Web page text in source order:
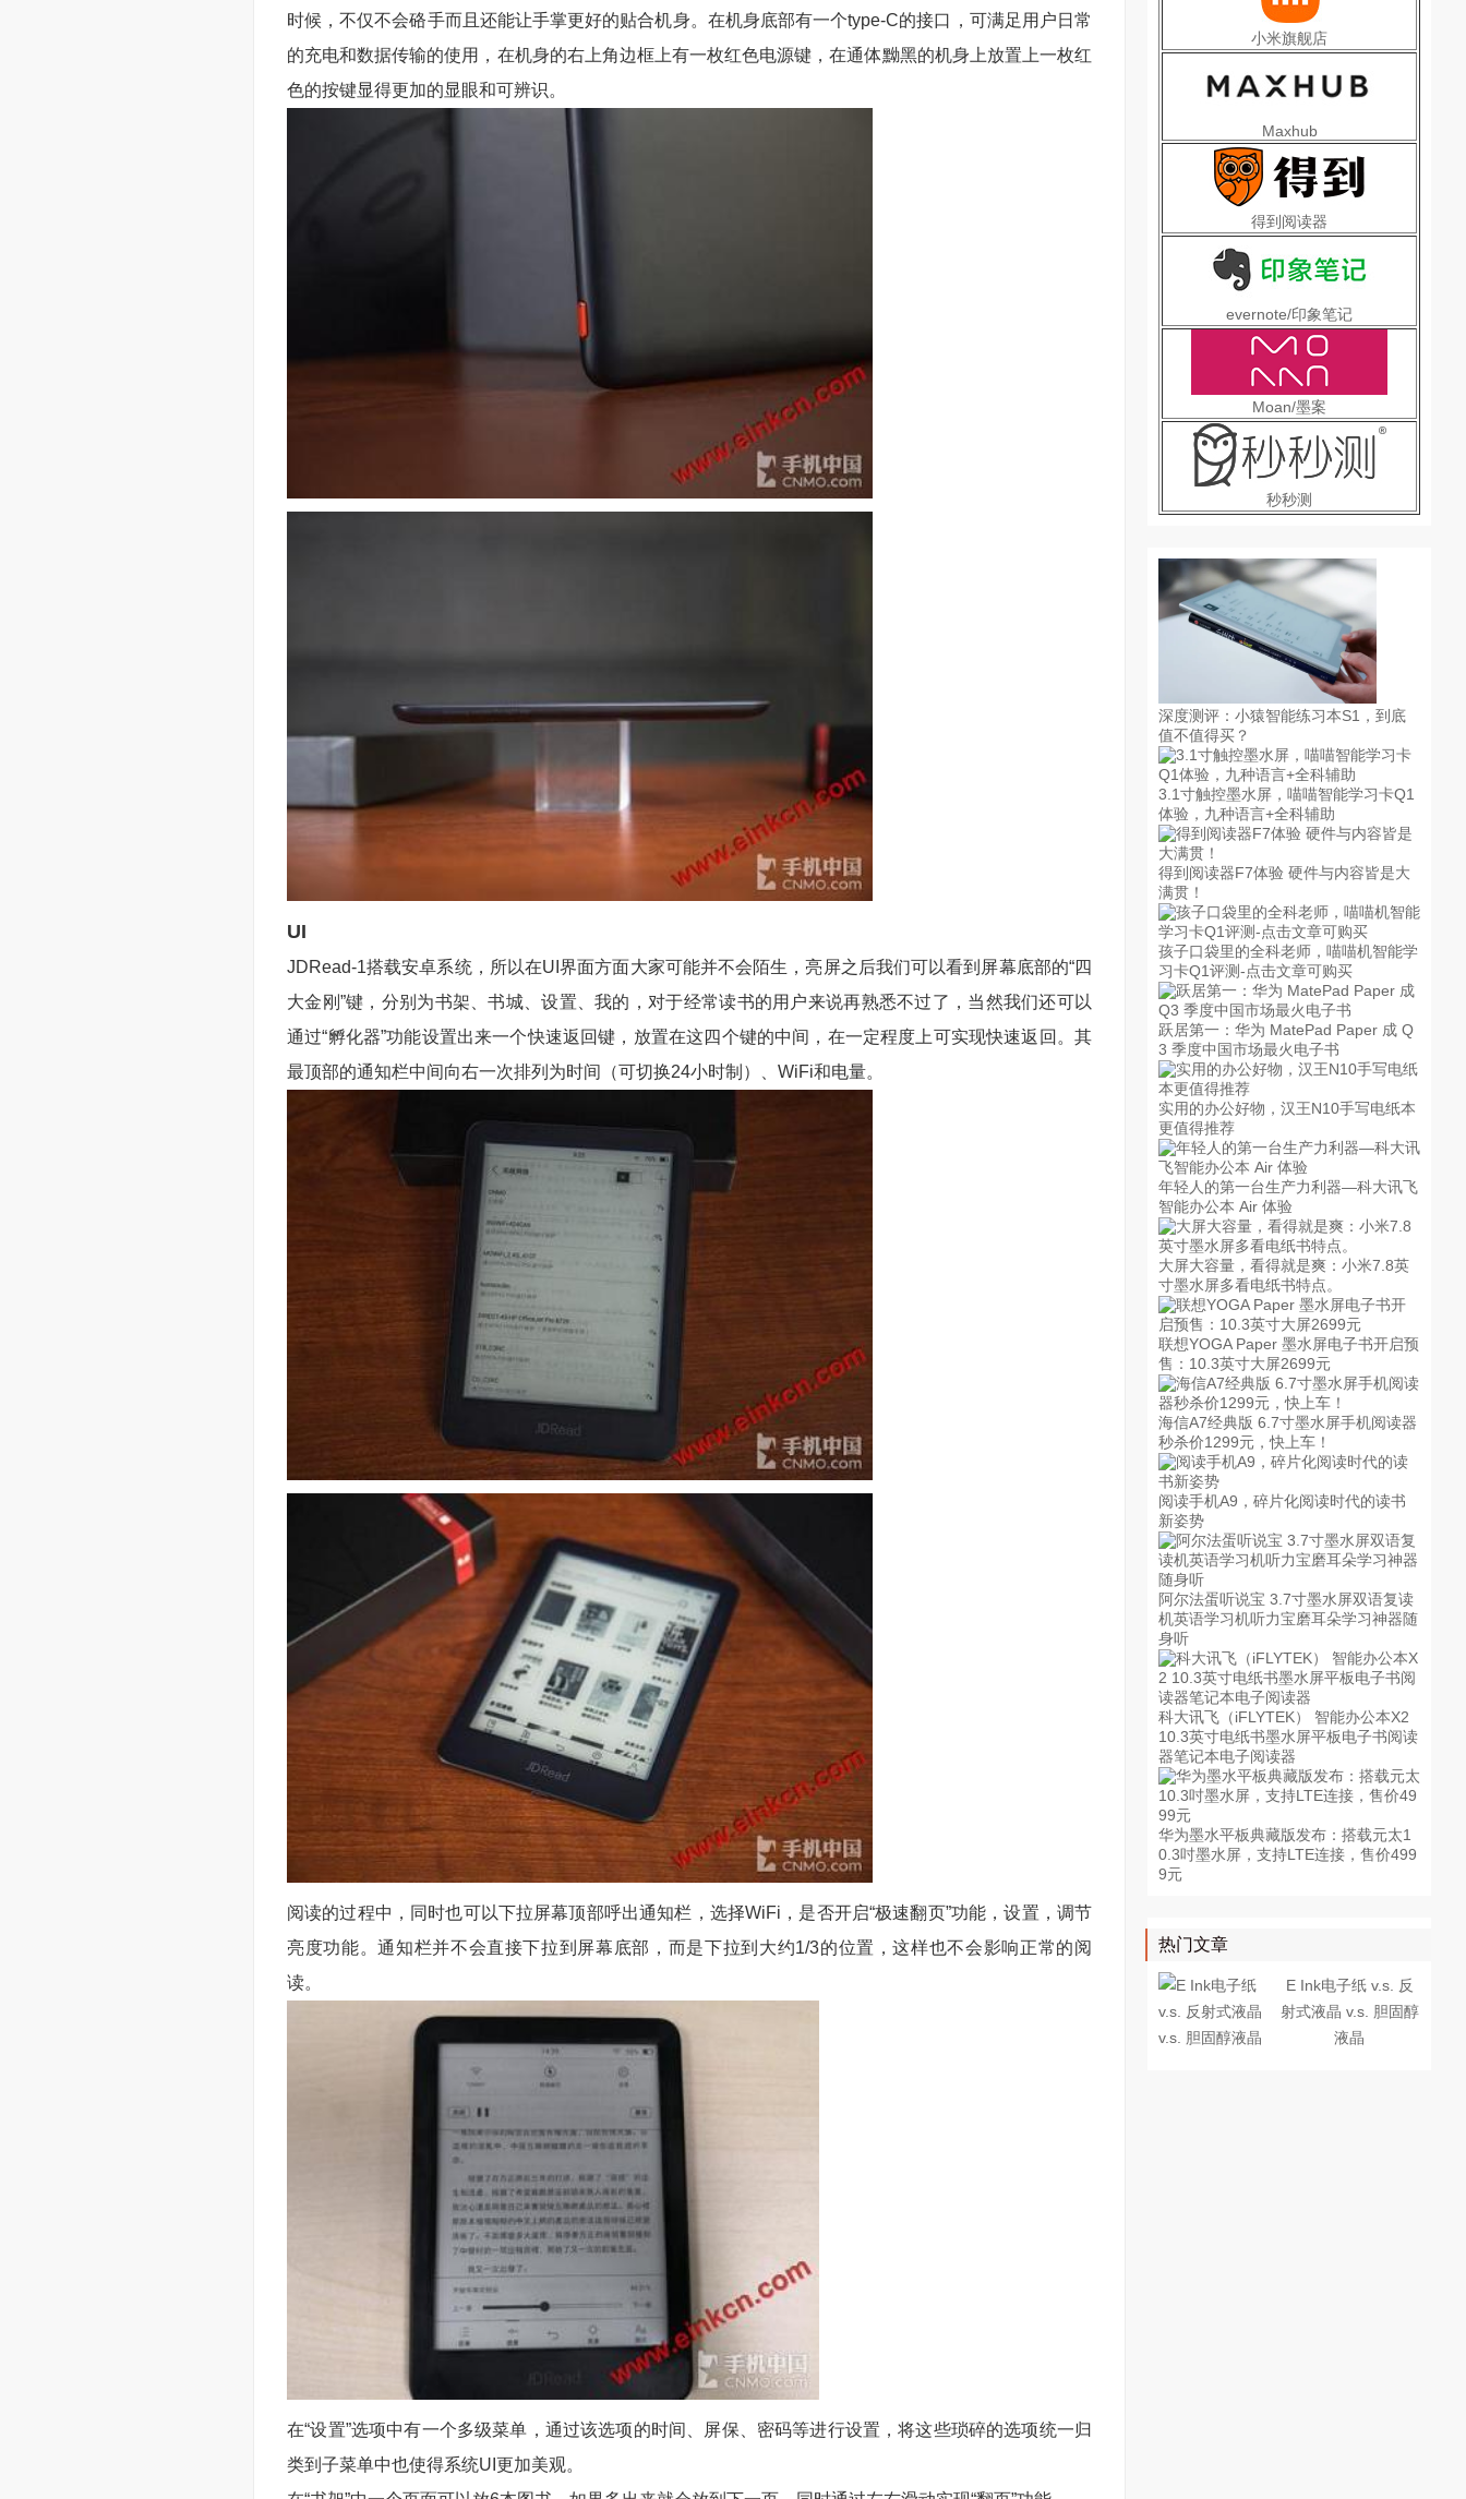
时候，不仅不会硌手而且还能让手掌更好的贴合机身。在机身底部有一个type-C的接口，可满足用户日常
的充电和数据传输的使用，在机身的右上角边框上有一枚红色电源键，在通体黝黑的机身上放置上一枚红
色的按键显得更加的显眼和可辨识。
UI
JDRead-1搭载安卓系统，所以在UI界面方面大家可能并不会陌生，亮屏之后我们可以看到屏幕底部的“四
大金刚”键，分别为书架、书城、设置、我的，对于经常读书的用户来说再熟悉不过了，当然我们还可以
通过“孵化器”功能设置出来一个快速返回键，放置在这四个键的中间，在一定程度上可实现快速返回。其
最顶部的通知栏中间向右一次排列为时间（可切换24小时制）、WiFi和电量。
阅读的过程中，同时也可以下拉屏幕顶部呼出通知栏，选择WiFi，是否开启“极速翻页”功能，设置，调节
亮度功能。通知栏并不会直接下拉到屏幕底部，而是下拉到大约1/3的位置，这样也不会影响正常的阅
读。
在“设置”选项中有一个多级菜单，通过该选项的时间、屏保、密码等进行设置，将这些琐碎的选项统一归
类到子菜单中也使得系统UI更加美观。
小米旗舰店
Maxhub
得到阅读器
evernote/印象笔记
Moan/墨案
秒秒测
深度测评：小猿智能练习本S1，到底
值不值得买？
3.1寸触控墨水屏，喵喵智能学习卡Q1
体验，九种语言+全科辅助
得到阅读器F7体验 硬件与内容皆是大
满贯！
孩子口袋里的全科老师，喵喵机智能学
习卡Q1评测-点击文章可购买
跃居第一：华为 MatePad Paper 成 Q
3 季度中国市场最火电子书
实用的办公好物，汉王N10手写电纸本
更值得推荐
年轻人的第一台生产力利器—科大讯飞
智能办公本 Air 体验
大屏大容量，看得就是爽：小米7.8英
寸墨水屏多看电纸书特点。
联想YOGA Paper 墨水屏电子书开启预
售：10.3英寸大屏2699元
海信A7经典版 6.7寸墨水屏手机阅读器
秒杀价1299元，快上车！
阅读手机A9，碎片化阅读时代的读书
新姿势
阿尔法蛋听说宝 3.7寸墨水屏双语复读
机英语学习机听力宝磨耳朵学习神器随
身听
科大讯飞（iFLYTEK） 智能办公本X2
10.3英寸电纸书墨水屏平板电子书阅读
器笔记本电子阅读器
华为墨水平板典藏版发布：搭载元太1
0.3吋墨水屏，支持LTE连接，售价499
9元
热门文章
E Ink电子纸 v.s. 反
射式液晶 v.s. 胆固醇
液晶